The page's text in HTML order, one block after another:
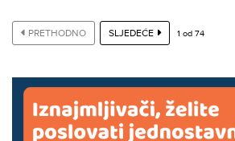
PRETHODNO SLJEDEĆE 1 od 74